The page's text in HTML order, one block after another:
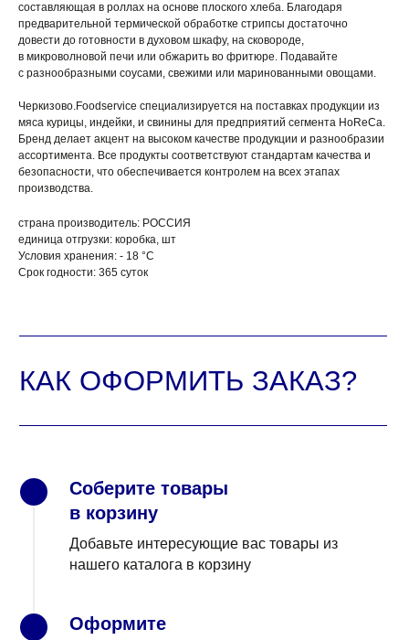
составляющая в роллах на основе плоского хлеба. Благодаря
предварительной термической обработке стрипсы достаточно
довести до готовности в духовом шкафу, на сковороде,
в микроволновой печи или обжарить во фритюре. Подавайте
с разнообразными соусами, свежими или маринованными овощами.
Черкизово.Foodservice специализируется на поставках продукции из
мяса курицы, индейки, и свинины для предприятий сегмента HoReCa.
Бренд делает акцент на высоком качестве продукции и разнообразии
ассортимента. Все продукты соответствуют стандартам качества и
безопасности, что обеспечивается контролем на всех этапах
производства.
страна производитель: РОССИЯ
единица отгрузки: коробка, шт
Условия хранения: - 18 °C
Срок годности: 365 суток
Соберите товары
в корзину
Добавьте интересующие вас товары из
нашего каталога в корзину
Оформите